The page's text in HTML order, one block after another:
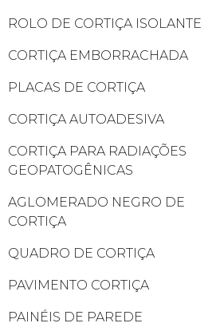
ROLO DE CORTIÇA ISOLANTE
CORTIÇA EMBORRACHADA
PLACAS DE CORTIÇA
CORTIÇA AUTOADESIVA
CORTIÇA PARA RADIAÇÕES
GEOPATOGÊNICAS
AGLOMERADO NEGRO DE
CORTIÇA
QUADRO DE CORTIÇA
PAVIMENTO CORTIÇA
PAINÉIS DE PAREDE